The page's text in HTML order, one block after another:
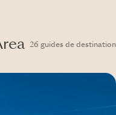
26 guides de destination